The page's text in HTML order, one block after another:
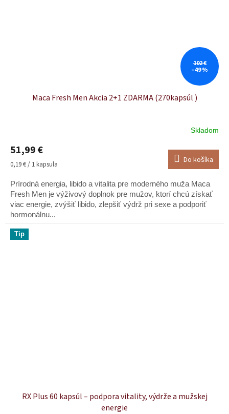
102 €
–49 %
Maca Fresh Men Akcia 2+1 ZDARMA (270kapsúl )
produktu
je
5,0
z
5
hviezdičiek.
Skladom
51,99 €
Jednotková
0,19 € / 1 kapsula Do košíka
Prírodná energia, libido a vitalita pre moderného muža Maca
Fresh Men je výživový doplnok pre mužov, ktorí chcú získať
viac energie, zvýšiť libido, zlepšiť výdrž pri sexe a podporiť
hormonálnu...
Tip
RX Plus 60 kapsúl – podpora vitality, výdrže a mužskej
energie